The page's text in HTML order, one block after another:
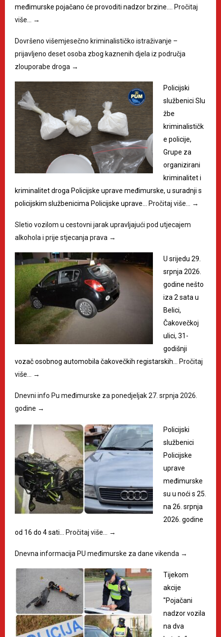
međimurske pojačano će provoditi nadzor brzine.… Pročitaj
više… →
Dovršeno višemjesečno kriminalističko istraživanje –
prijavljeno deset osoba zbog kaznenih djela iz područja
zlouporabe droga →
Policijski
službenici Slu
žbe
kriminalističk
e policije,
Grupe za
organizirani
kriminalitet i
kriminalitet droga Policijske uprave međimurske, u suradnji s
policijskim službenicima Policijske uprave… Pročitaj više… →
Sletio vozilom u cestovni jarak upravljajući pod utjecajem
alkohola i prije stjecanja prava →
U srijedu 29.
srpnja 2026.
godine nešto
iza 2 sata u
Belici,
Čakovečkoj
ulici, 31-
godišnji
vozač osobnog automobila čakovečkih registarskih… Pročitaj
više… →
Dnevni info Pu međimurske za ponedjeljak 27. srpnja 2026.
godine →
Policijski
službenici
Policijske
uprave
međimurske
su u noći s 25.
na 26. srpnja
2026. godine
od 16 do 4 sati… Pročitaj više… →
Dnevna informacija PU međimurske za dane vikenda →
Tijekom
akcije
"Pojačani
nadzor vozila
na dva